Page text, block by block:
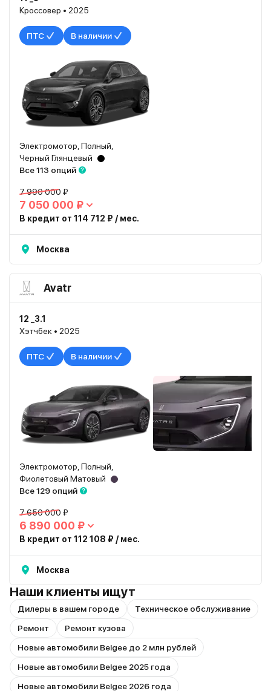
Кроссовер • 2025
ПТС В наличии
Электромотор, Полный,
Черный Глянцевый
Все 113 опций
7 990 000 ₽
7 050 000 ₽
В кредит от 114 712 ₽ / мес.
Москва
Avatr
12 _3.1
Хэтчбек • 2025
ПТС В наличии
Электромотор, Полный,
Фиолетовый Матовый
Все 129 опций
7 650 000 ₽
6 890 000 ₽
В кредит от 112 108 ₽ / мес.
Москва
Наши клиенты ищут
Дилеры в вашем городе
Техническое обслуживание
Ремонт
Ремонт кузова
Новые автомобили Belgee до 2 млн рублей
Новые автомобили Belgee 2025 года
Новые автомобили Belgee 2026 года